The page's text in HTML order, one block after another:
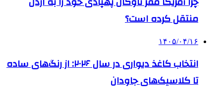
منتقل کرده است؟
۱۴۰۵/۰۴/۱۶
انتخاب کاغذ دیواری در سال ۲۰۲۶: از رنگ‌های ساده
تا کلاسیک‌های جاودان